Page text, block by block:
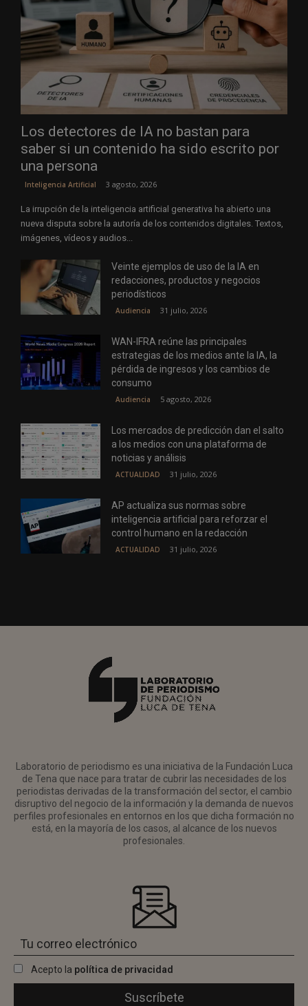
Los detectores de IA no bastan para
saber si un contenido ha sido escrito por
una persona
Inteligencia Artificial 3 agosto, 2026
La irrupción de la inteligencia artificial generativa ha abierto una
nueva disputa sobre la autoría de los contenidos digitales. Textos,
imágenes, vídeos y audios...
Veinte ejemplos de uso de la IA en
redacciones, productos y negocios
periodísticos
Audiencia 31 julio, 2026
WAN-IFRA reúne las principales
estrategias de los medios ante la IA, la
pérdida de ingresos y los cambios de
consumo
Audiencia 5 agosto, 2026
Los mercados de predicción dan el salto
a los medios con una plataforma de
noticias y análisis
ACTUALIDAD 31 julio, 2026
AP actualiza sus normas sobre
inteligencia artificial para reforzar el
control humano en la redacción
ACTUALIDAD 31 julio, 2026
Laboratorio de periodismo es una iniciativa de la Fundación Luca
de Tena que nace para tratar de cubrir las necesidades de los
periodistas derivadas de la transformación del sector, el cambio
disruptivo del negocio de la información y la demanda de nuevos
perfiles profesionales en entornos en los que dicha formación no
está, en la mayoría de los casos, al alcance de los nuevos
profesionales.
Acepto la política de privacidad